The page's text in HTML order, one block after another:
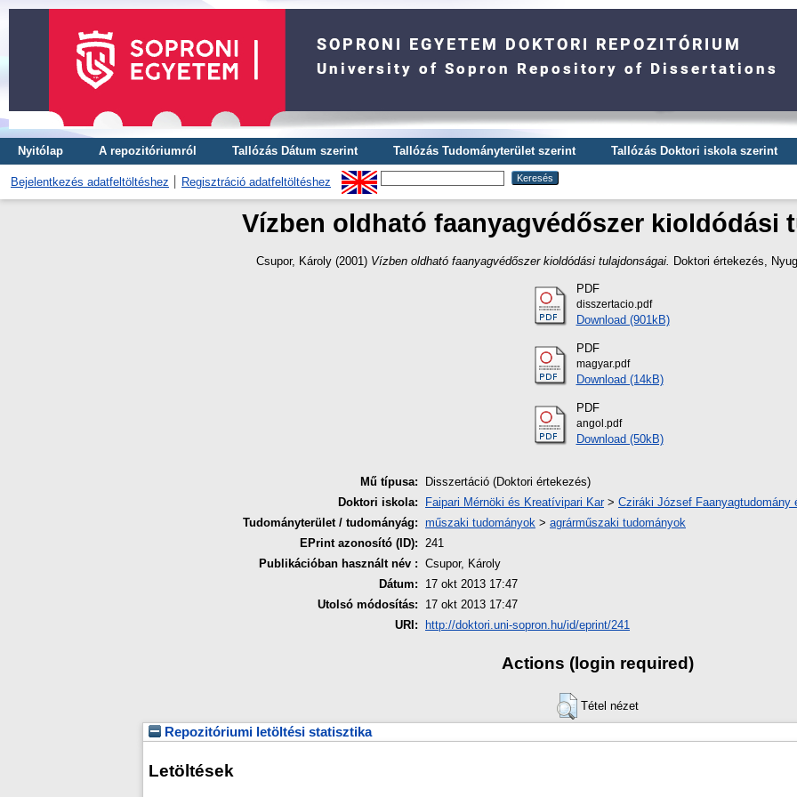
Nyitólap A repozitóriumról Tallózás Dátum szerint Tallózás Tudományterület szerint Tallózás Doktori iskola szerint
Bejelentkezés adatfeltöltéshez Regisztráció adatfeltöltéshez
Vízben oldható faanyagvédőszer kioldódási
Csupor, Károly(2001) Vízben oldható faanyagvédőszer kioldódási tulajdonságai. Doktori értekezés ,
PDF
disszertacio.pdf
Download (901kB)
PDF
magyar.pdf
Download (14kB)
PDF
angol.pdf
Download (50kB)
Mű típusa:
Disszertáció (Doktori értekezés)
Doktori iskola:
Faipari Mérnöki és Kreatívipari Kar> Cziráki József Faanyagtudomány
Tudományterület / tudományág: műszaki tudományok > agrárműszaki tudományok
EPrint azonosító (ID): 241
Publikációban használt név : Csupor, Károly
Dátum:
17 okt 2013 17:47
Utolsó módosítás:
17 okt 2013 17:47
URI:
http://doktori.uni-sopron.hu/id/eprint/241
Actions (login required)
Tétel nézet
Repozitóriumi letöltési statisztika
Letöltések